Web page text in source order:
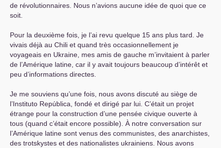
de révolutionnaires. Nous n’avions aucune idée de quoi que ce
soit.
Pour la deuxième fois, je l’ai revu quelque 15 ans plus tard. Je
vivais déjà au Chili et quand très occasionnellement je
voyageais en Ukraine, mes amis de gauche m’invitaient à parler
de l’Amérique latine, car il y avait toujours beaucoup d’intérêt et
peu d’informations directes.
Je me souviens qu’une fois, nous avons discuté au siège de
l’Instituto República, fondé et dirigé par lui. C’était un projet
étrange pour la construction d’une pensée civique ouverte à
tous (quand c’était encore possible). À notre conversation sur
l’Amérique latine sont venus des communistes, des anarchistes,
des trotskystes et des nationalistes ukrainiens. Nous avons